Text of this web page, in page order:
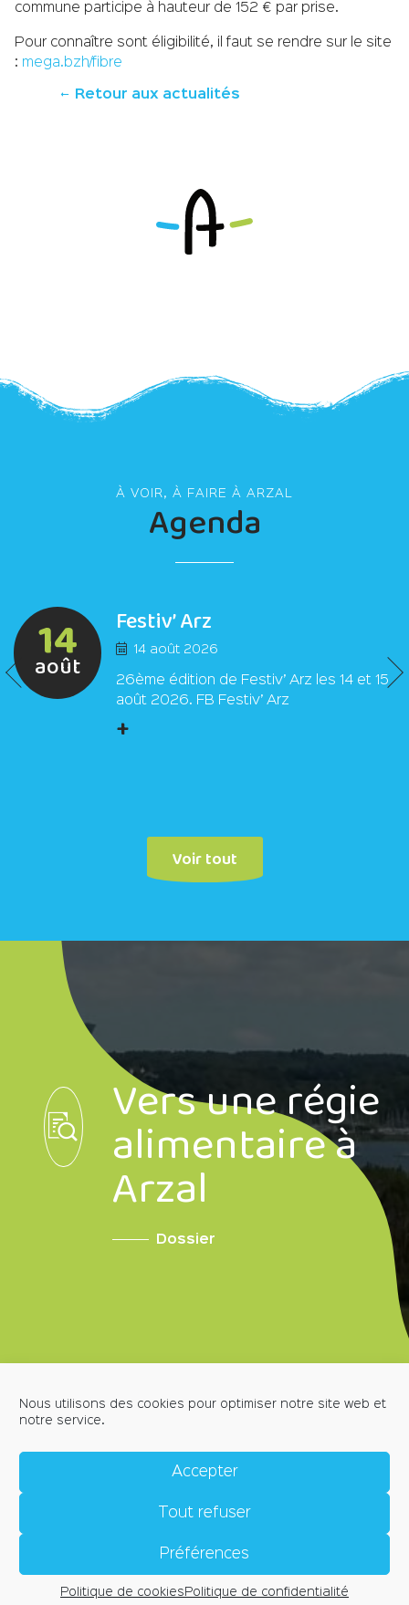
Nous utilisons des cookies pour optimiser notre site web et
notre service.
Accepter
Tout refuser
Préférences
Politique de cookies Politique de confidentialité
commune participe à hauteur de 152 € par prise.
Pour connaître sont éligibilité, il faut se rendre sur le site
: mega.bzh/fibre
Retour aux actualités
À VOIR, À FAIRE À ARZAL
Agenda
14
août
Festiv’ Arz
14 août 2026
26ème édition de Festiv’ Arz les 14 et 15
août 2026. FB Festiv’ Arz
+
Voir tout
Vers une régie
alimentaire à
Arzal
Dossier
POLITIQUE DE CONFIDENTIALITÉ
CONTACT
Place de l'Église, 56190 ARZAL